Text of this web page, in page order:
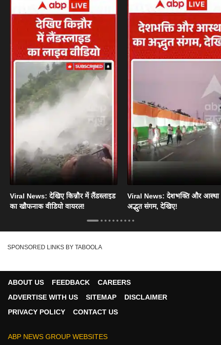
Viral News: देखिए किन्नौर में लैंडस्लाइड
का खौफनाक वीडियो वायरल!
Viral News: देशभक्ति और आस्था
अद्भुत संगम, देखिए!
SPONSORED LINKS BY TABOOLA
ABOUT US FEEDBACK
CAREERS
ADVERTISE WITH US
SITEMAP
DISCLAIMER
PRIVACY POLICY
CONTACT US
ABP NEWS GROUP WEBSITES